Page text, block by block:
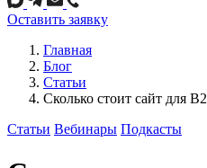
Оставить заявку
Главная
Блог
Статьи
Сколько стоит сайт для
Статьи Вебинары Подкасты